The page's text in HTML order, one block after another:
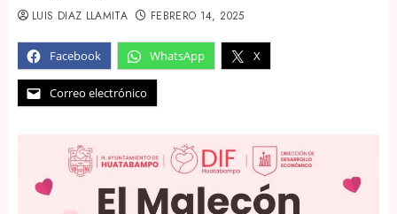
Facebook WhatsApp X
Correo electrónico
LUIS DIAZ LLAMITA FEBRERO 14, 2025